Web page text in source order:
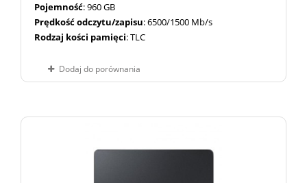
Pojemność: 960 GB
Prędkość odczytu/zapisu: 6500/1500 Mb/s
Rodzaj kości pamięci: TLC
Dodaj do porównania